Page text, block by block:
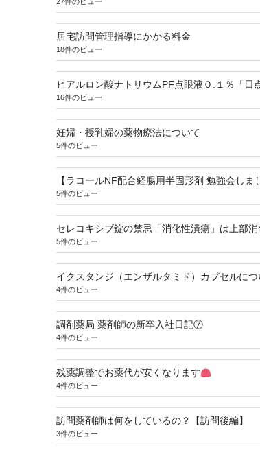
居宅訪問管理指導にかかる料金
18件のビュー
ヒアルロン酸ナトリウムPF点眼液０.１％「日
16件のビュー
妊婦・授乳婦の薬物療法について
5件のビュー
【ラコールNF配合経腸用半固形剤 勉強会しま
5件のビュー
セレコキシブ錠の禁忌「消化性潰瘍」は上部消
5件のビュー
イクスタンジ（エンザルタミド）カプセルにつ
4件のビュー
調剤薬局 薬剤師の新卒入社日記⑦
4件のビュー
残薬調整でお薬代が安くなります
4件のビュー
訪問薬剤師は何をしているの？【訪問後編】
3件のビュー